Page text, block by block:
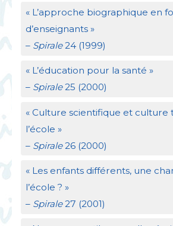
« L’approche biographique en
d’enseignants »
– Spirale24 (1999)
« L’éducation pour la santé »
– Spirale25 (2000)
« Culture scientifique et culture
l’école »
– Spirale26 (2000)
« Les enfants différents, une
l’école ? »
– Spirale27 (2001)